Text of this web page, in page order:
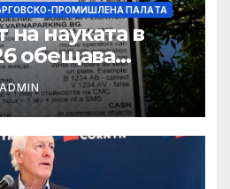
ПРОМИШЛЕНА ПАЛAТА
науката в
обещава
иновации